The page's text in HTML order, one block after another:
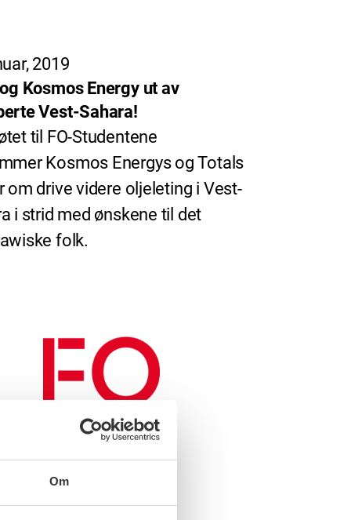
Om
2019
Kosmos Energy ut av
Vest-Sahara!
til FO-Studentene
Kosmos Energys og Totals
om drive videre oljeleting i Vest-
i strid med ønskene til det
folk.